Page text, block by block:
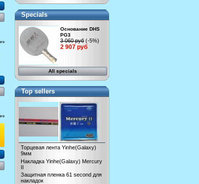
Specials
Основание DHS
PG3
3 060 руб (-5%)
2 907 руб
All specials
Top sellers
Торцевая лента Yinhe(Galaxy)
9мм
Накладка Yinhe(Galaxy) Mercury
II
Защитная пленка 61 second для
накладок